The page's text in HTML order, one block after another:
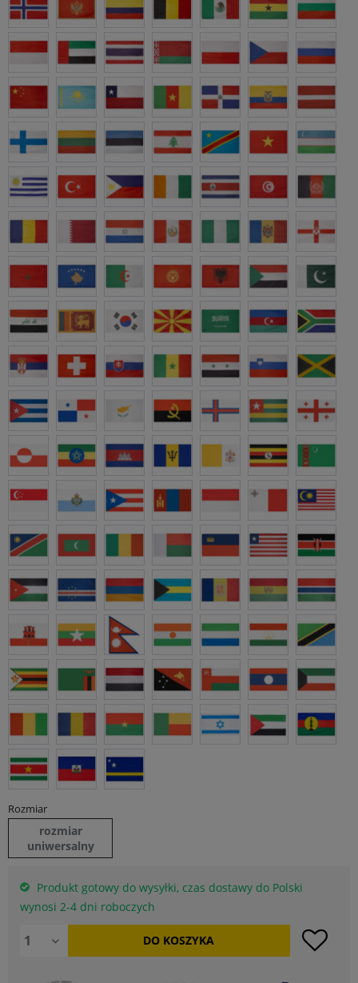
Rozmiar
rozmiar
uniwersalny
Produkt gotowy do wysyłki, czas dostawy do Polski
wynosi 2-4 dni roboczych
DO KOSZYKA